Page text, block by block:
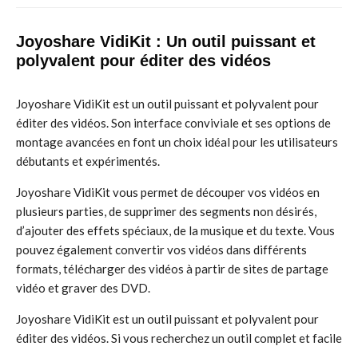
Joyoshare VidiKit : Un outil puissant et
polyvalent pour éditer des vidéos
Joyoshare VidiKit est un outil puissant et polyvalent pour
éditer des vidéos. Son interface conviviale et ses options de
montage avancées en font un choix idéal pour les utilisateurs
débutants et expérimentés.
Joyoshare VidiKit vous permet de découper vos vidéos en
plusieurs parties, de supprimer des segments non désirés,
d’ajouter des effets spéciaux, de la musique et du texte. Vous
pouvez également convertir vos vidéos dans différents
formats, télécharger des vidéos à partir de sites de partage
vidéo et graver des DVD.
Joyoshare VidiKit est un outil puissant et polyvalent pour
éditer des vidéos. Si vous recherchez un outil complet et facile